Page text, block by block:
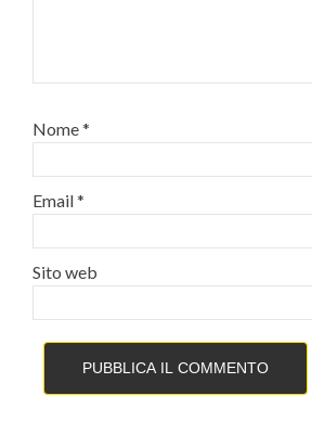
Nome*
Email*
Sito web